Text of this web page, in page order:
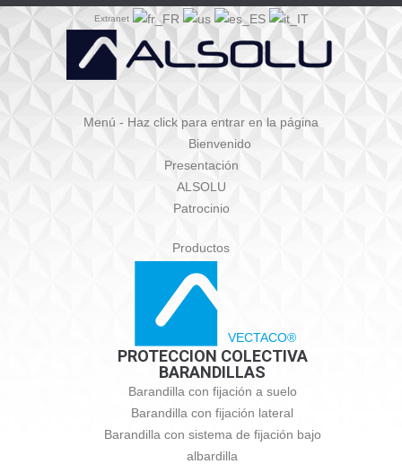
Extranet
Menú - Haz click para entrar en la página
Bienvenido
Presentación
ALSOLU
Patrocinio
Productos
VECTACO®
PROTECCION COLECTIVA
BARANDILLAS
Barandilla con fijación a suelo
Barandilla con fijación lateral
Barandilla con sistema de fijación bajo
albardilla